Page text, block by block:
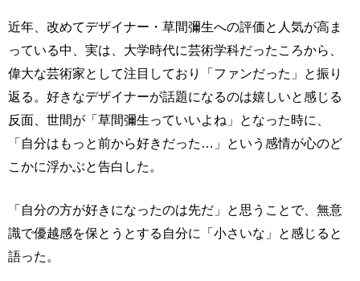
近年、改めてデザイナー・草間彌生への評価と人気が高ま
っている中、実は、大学時代に芸術学科だったころから、
偉大な芸術家として注目しており「ファンだった」と振り
返る。好きなデザイナーが話題になるのは嬉しいと感じる
反面、世間が「草間彌生っていいよね」となった時に、
「自分はもっと前から好きだった…」という感情が心のど
こかに浮かぶと告白した。
「自分の方が好きになったのは先だ」と思うことで、無意
識で優越感を保とうとする自分に「小さいな」と感じると
語った。